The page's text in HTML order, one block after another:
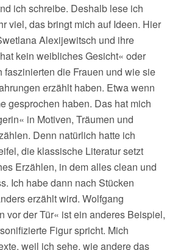
ich schreibe. Deshalb lese ich
viel, das bringt mich auf Ideen. Hier
Alexijewitsch und ihre
kein weibliches Gesicht« oder
faszinierten die Frauen und wie sie
erzählt haben. Etwa wenn
gesprochen haben. Das hat mich
in Motiven, Träumen und
Denn natürlich hatte ich
die klassische Literatur setzt
Erzählen, in dem alles clean und
Ich habe dann nach Stücken
erzählt wird. Wolfgang
vor der Tür« ist ein anderes Beispiel,
Figur spricht. Mich
weil ich sehe, wie andere das